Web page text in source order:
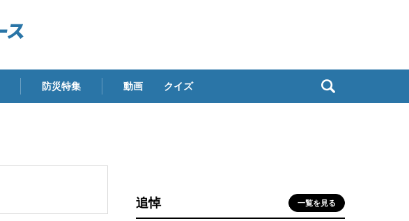
防災特集 動画 クイズ
追悼 一覧を見る